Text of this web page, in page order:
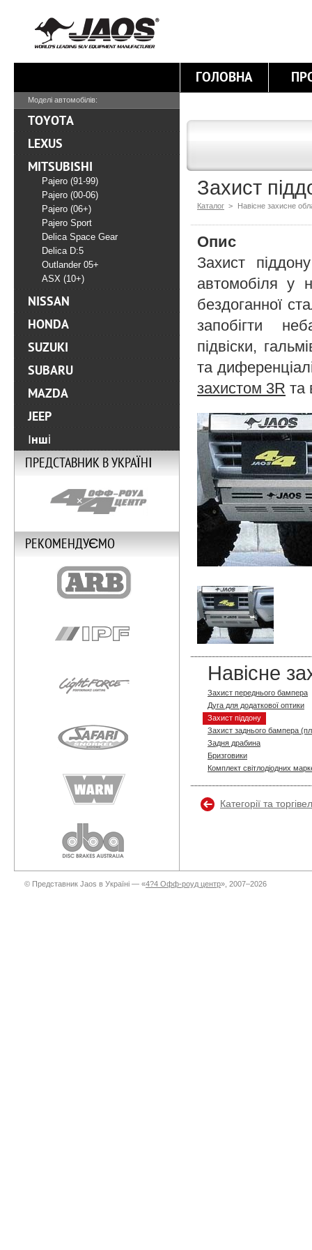
ГОЛОВНА
Захист
Каталог > Навісне захисне
Опис
Захист
автомобіля у
бездоганної
запобігти
підвіски,
та
захистом 3R та
Навісне
Захист переднього бампера
Дуга для додаткової оптики
Захист піддону
Захист заднього бампера
Задня драбина
Бризговики
Комплект світлодіодних
Категорії та
Моделі автомобілів:
TOYOTA
LEXUS
MITSUBISHI
Pajero (91-99)
Pajero (00-06)
Pajero (06+)
Pajero Sport
Delica Space Gear
Delica D:5
Outlander 05+
ASX (10+)
NISSAN
HONDA
SUZUKI
SUBARU
MAZDA
JEEP
Інші
ПРЕДСТАВНИК В УКРАЇНІ
РЕКОМЕНДУЄМО
© Представник Jaos в Україні — «4?4 Офф-роуд центр», 2007–2026